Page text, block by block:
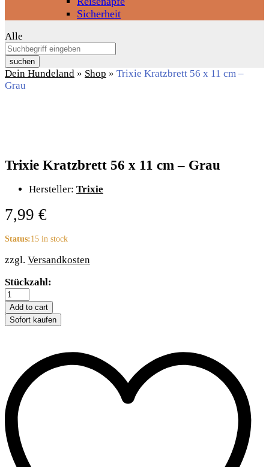
Sicherheit
Alle
suchen
Dein Hundeland » Shop » Trixie Kratzbrett 56 x 11 cm –
Grau
Trixie Kratzbrett 56 x 11 cm – Grau
Hersteller: Trixie
7,99 €
Status:15 in stock
zzgl. Versandkosten
Trixie
Kratzbrett
56
x
11
quantity
Stückzahl:
Add to cart
Sofort kaufen